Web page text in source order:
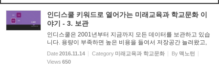
인디스쿨 키워드로 열어가는 미래교육과 학교문화 이
야기 - 3. 보관
인디스쿨은 2001년부터 지금까지 모든 데이터를 보관하고 있습
니다. 용량이 부족하면 높은 비용을 들여서 저장공간 늘려왔고,
그로인해 신뢰할 수 있는 기록보관소의 역할을 하고 있습니다. 학
교의 기록물은 어디에 보관되어 있나요? 학교도서관의 역할에 대
해...
Date2016.11.14 Category 미래교육과 학교문화 By 맥노턴
Views 650